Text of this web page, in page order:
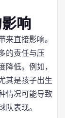
响
直接影响。
的责任与压
低。例如，
其是孩子出生
情况可能导致
表现。